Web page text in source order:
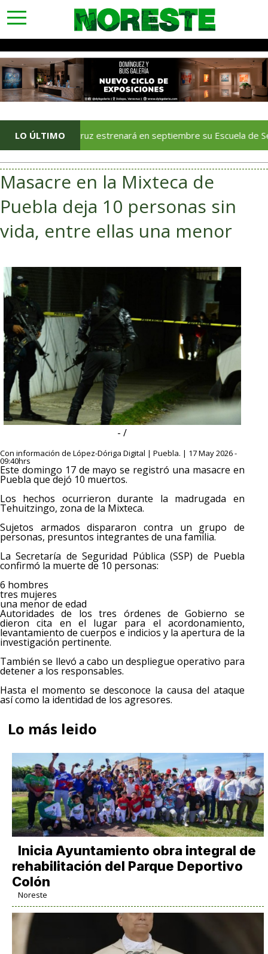
toggle
navigation
LO ÚLTIMO
Veracruz estrenará en septiembre su Escuela de Servicios
Masacre en la Mixteca de
Puebla deja 10 personas sin
vida, entre ellas una menor
- /
Con información de López-Dóriga Digital | Puebla. | 17 May 2026 -
09:40hrs
Este domingo 17 de mayo se registró una masacre en
Puebla que dejó 10 muertos.
Los hechos ocurrieron durante la madrugada en
Tehuitzingo, zona de la Mixteca.
Sujetos armados dispararon contra un grupo de
personas, presuntos integrantes de una familia.
La Secretaría de Seguridad Pública (SSP) de Puebla
confirmó la muerte de 10 personas:
6 hombres
tres mujeres
una menor de edad
Autoridades de los tres órdenes de Gobierno se
dieron cita en el lugar para el acordonamiento,
levantamiento de cuerpos e indicios y la apertura de la
investigación pertinente.
También se llevó a cabo un despliegue operativo para
detener a los responsables.
Hasta el momento se desconoce la causa del ataque
así como la identidad de los agresores.
Lo más leido
Inicia Ayuntamiento obra integral de
rehabilitación del Parque Deportivo
Colón
Noreste